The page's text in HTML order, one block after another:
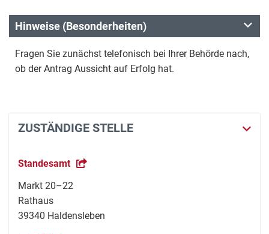
Hinweise (Besonderheiten)
Fragen Sie zunächst telefonisch bei Ihrer Behörde nach,
ob der Antrag Aussicht auf Erfolg hat.
ZUSTÄNDIGE STELLE
Standesamt
Markt 20–22
Rathaus
39340 Haldensleben